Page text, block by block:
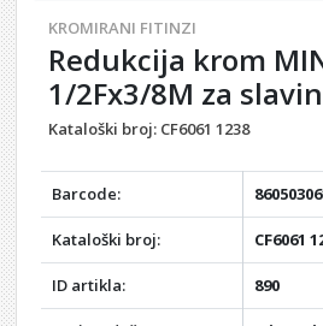
KROMIRANI FITINZI
Redukcija krom
1/2Fx3/8M za
Kataloški broj: CF6061 1238
Barcode:
Kataloški broj: CF6061
ID artikla: 890